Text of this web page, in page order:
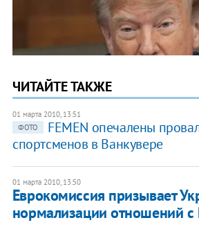
ЧИТАЙТЕ ТАКЖЕ
01 марта 2010, 13:51
ФОТО
FEMEN опечалены
спортсменов в Ванкувере
01 марта 2010, 13:50
Еврокомиссия призывает
нормализации отношений с